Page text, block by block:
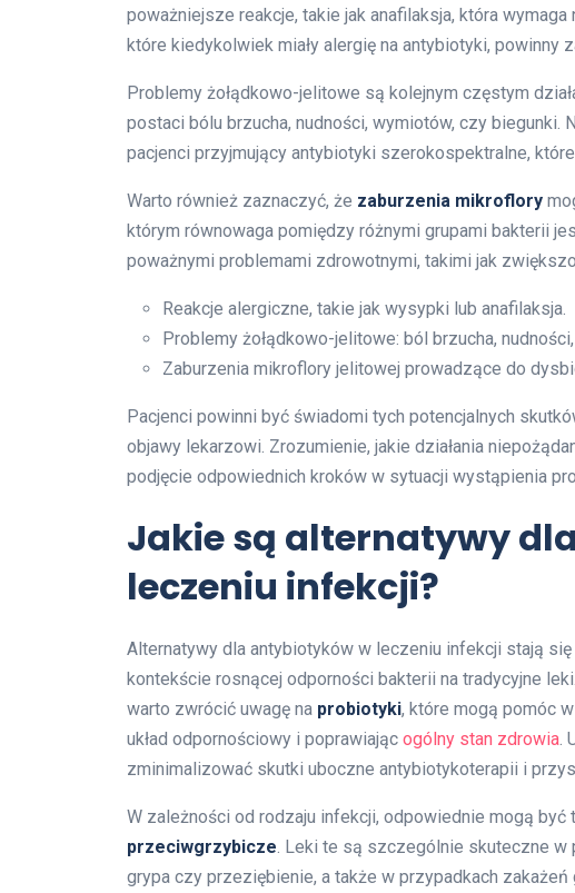
poważniejsze reakcje, takie jak anafilaksja, która
które kiedykolwiek miały alergię na antybiotyki, powinny
Problemy żołądkowo-jelitowe są kolejnym częstym
postaci bólu brzucha, nudności, wymiotów, czy
pacjenci przyjmujący antybiotyki szerokospektralne,
Warto również zaznaczyć, że zaburzenia mikroflory
którym równowaga pomiędzy różnymi grupami bakterii
poważnymi problemami zdrowotnymi, takimi jak
Reakcje alergiczne, takie jak wysypki lub anafilaksja.
Problemy żołądkowo-jelitowe: ból brzucha,
Zaburzenia mikroflory jelitowej prowadzące do
Pacjenci powinni być świadomi tych potencjalnych
objawy lekarzowi. Zrozumienie, jakie działania
podjęcie odpowiednich kroków w sytuacji wystąpienia
Jakie są alternatywy
leczeniu infekcji?
Alternatywy dla antybiotyków w leczeniu infekcji stają
kontekście rosnącej odporności bakterii na tradycyjne
warto zwrócić uwagę na probiotyki, które mogą pomóc
układ odpornościowy i poprawiając ogólny stan zdrowia.
zminimalizować skutki uboczne antybiotykoterapii i
W zależności od rodzaju infekcji, odpowiednie mogą być
przeciwgrzybicze. Leki te są szczególnie skuteczne w
grypa czy przeziębienie, a także w przypadkach